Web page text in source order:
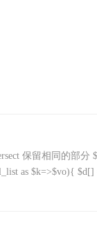
保留相同的部
as $k=>$vo){